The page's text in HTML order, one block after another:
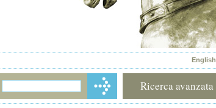
English
Ricerca avanzata